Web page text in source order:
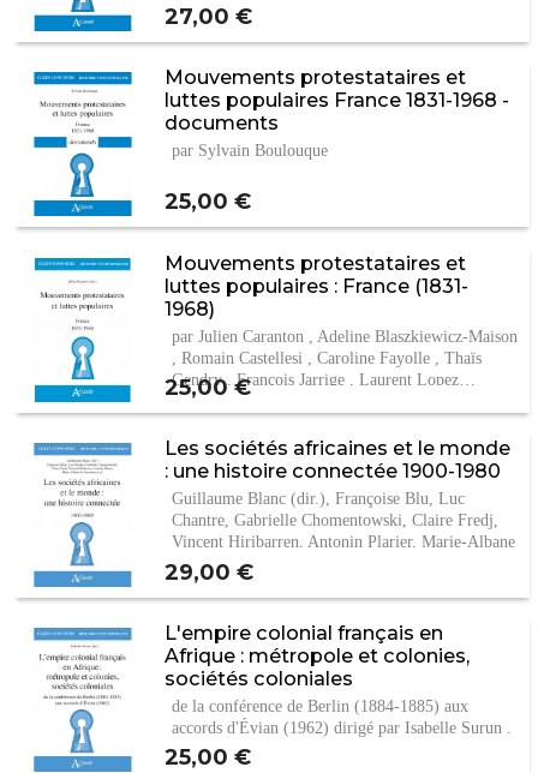
Prix
27,00 €
Mouvements protestataires et
luttes populaires France 1831-1968 -
documents
par Sylvain Boulouque
Prix
25,00 €
Mouvements protestataires et
luttes populaires : France (1831-
1968)
par Julien Caranton , Adeline Blaszkiewicz-Maison
, Romain Castellesi , Caroline Fayolle , Thaïs
Gendry , François Jarrige , Laurent Lopez…
Prix
25,00 €
Les sociétés africaines et le monde
: une histoire connectée 1900-1980
Guillaume Blanc (dir.), Françoise Blu, Luc
Chantre, Gabrielle Chomentowski, Claire Fredj,
Vincent Hiribarren, Antonin Plarier, Marie-Albane
de…
Prix
29,00 €
L'empire colonial français en
Afrique : métropole et colonies,
sociétés coloniales
de la conférence de Berlin (1884-1885) aux
accords d'Évian (1962) dirigé par Isabelle Surun .
Prix
25,00 €